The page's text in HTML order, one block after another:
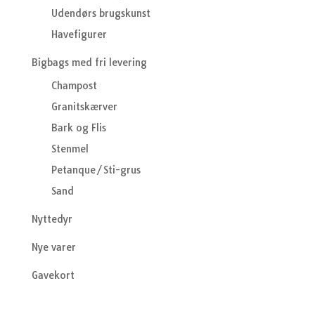
Udendørs brugskunst
Havefigurer
Bigbags med fri levering
Champost
Granitskærver
Bark og Flis
Stenmel
Petanque/Sti-grus
Sand
Nyttedyr
Nye varer
Gavekort